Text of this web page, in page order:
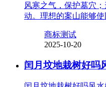
风寒之气，保护墓穴
动。理想的案山能够
商标测试
2025-10-20
闰月坟地栽树好吗